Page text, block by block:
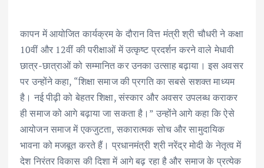
कापन में आयोजित कार्यक्रम के दौरान वित्त मंत्री श्री चौधरी ने कक्षा
10वीं और 12वीं की परीक्षाओं में उत्कृष्ट प्रदर्शन करने वाले मेधावी
छात्र-छात्राओं को सम्मानित कर उनका उत्साह बढ़ाया। इस अवसर
पर उन्होंने कहा, “शिक्षा समाज की प्रगति का सबसे सशक्त माध्यम
है। नई पीढ़ी को बेहतर शिक्षा, संस्कार और अवसर उपलब्ध कराकर
ही समाज को आगे बढ़ाया जा सकता है।” उन्होंने आगे कहा कि ऐसे
आयोजन समाज में एकजुटता, सकारात्मक सोच और सामुदायिक
भावना को मजबूत करते हैं। प्रधानमंत्री श्री नरेंद्र मोदी के नेतृत्व में
देश निरंतर विकास की दिशा में आगे बढ़ रहा है और समाज के प्रत्येक